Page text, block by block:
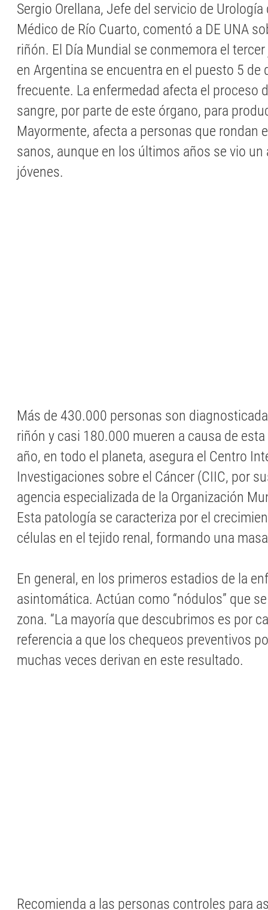
Sergio Orellana, Jefe del servicio de
Médico de Río Cuarto, comentó a DE UNA
riñón. El Día Mundial se conmemora el
en Argentina se encuentra en el puesto 5 de
frecuente. La enfermedad afecta el proceso
sangre, por parte de este órgano, para
Mayormente, afecta a personas que rondan
sanos, aunque en los últimos años se vio un
jóvenes.
Más de 430.000 personas son
riñón y casi 180.000 mueren a causa de
año, en todo el planeta, asegura el Centro
Investigaciones sobre el Cáncer (CIIC, por
agencia especializada de la Organización
Esta patología se caracteriza por el
células en el tejido renal, formando una
En general, en los primeros estadios de la
asintomática. Actúan como “nódulos” que
zona. “La mayoría que descubrimos es por
referencia a que los chequeos preventivos
muchas veces derivan en este resultado.
Recomienda a las personas controles para